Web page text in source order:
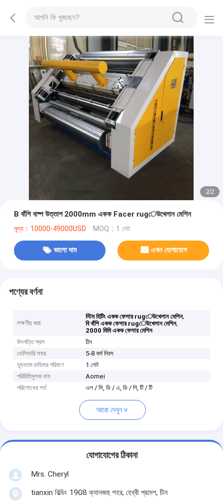
2/2
B বাঁশি বাষ্প উত্তাপ 2000mm একক Facer rugেউখেলান মেশিন
মূল্য：10000-49000USD MOQ：1 সেট
ভালো দাম এখন যোগাযোগ
পণ্যের বর্ণনা
লক্ষণীয় করা
স্টিম হিটিং একক ফেসার rugেউখেলান মেশিন,
বি বাঁশি একক ফেসার rugেউখেলান মেশিন,
2000 মিমি একক ফেসার মেশিন
উৎপত্তি স্থল
চীন
ডেলিভারি সময়
5-8 কর্ম দিবস
ন্যূনতম চাহিদার পরিমাণ
1 সেট
পরিচিতিমুলক নাম
Aomei
পরিশোধের শর্ত
এল / সি, ডি / এ, ডি / পি, টি / টি
আরো দেখুন
যোগাযোগের ঠিকানা
Mrs. Cheryl
tianxin বিল্ডিং 1908 ক্যানজহু শহর, হেব্বী প্রদেশ, চীন